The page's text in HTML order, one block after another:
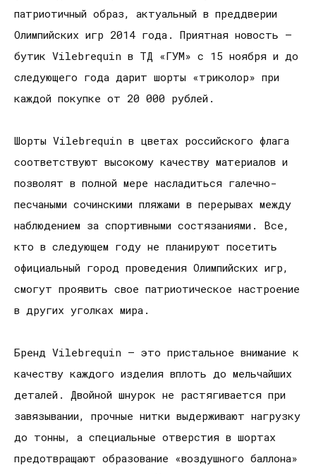
патриотичный образ, актуальный в преддверии
Олимпийских игр 2014 года. Приятная новость –
бутик Vilebrequin в ТД «ГУМ» с 15 ноября и до
следующего года дарит шорты «триколор» при
каждой покупке от 20 000 рублей.
Шорты Vilebrequin в цветах российского флага
соответствуют высокому качеству материалов и
позволят в полной мере насладиться галечно-
песчаными сочинскими пляжами в перерывах между
наблюдением за спортивными состязаниями. Все,
кто в следующем году не планируют посетить
официальный город проведения Олимпийских игр,
смогут проявить свое патриотическое настроение
в других уголках мира.
Бренд Vilebrequin – это пристальное внимание к
качеству каждого изделия вплоть до мельчайших
деталей. Двойной шнурок не растягивается при
завязывании, прочные нитки выдерживают нагрузку
до тонны, а специальные отверстия в шортах
предотвращают образование «воздушного баллона»